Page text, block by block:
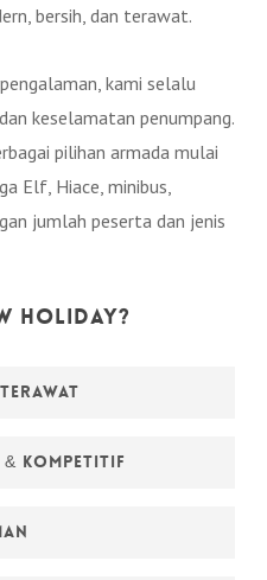
bersih, dan terawat.
kami selalu
keselamatan penumpang.
pilihan armada mulai
Elf, Hiace, minibus,
jumlah peserta dan jenis
Holiday?
Kompetitif